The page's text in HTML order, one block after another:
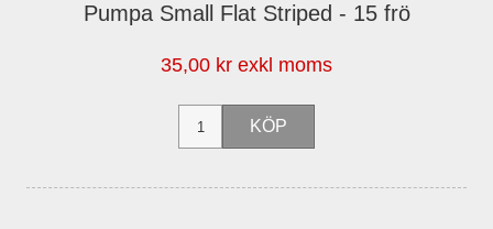
Pumpa Small Flat Striped - 15 frö
35,00 kr exkl moms